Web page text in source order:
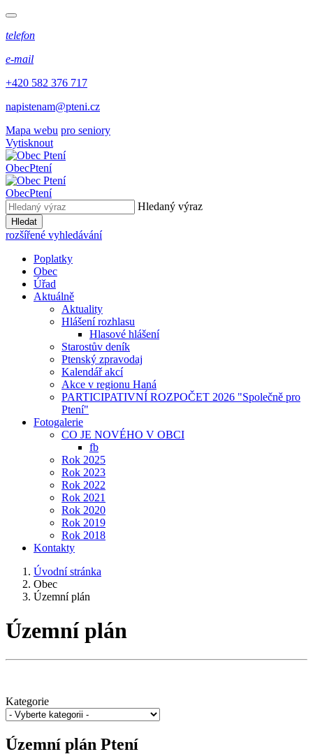
telefon
e-mail
+420 582 376 717
napistenam@pteni.cz
Mapa webu pro seniory
Vytisknout
ObecPtení
ObecPtení
Hledaný výraz
Hledat
rozšířené vyhledávání
Poplatky
Obec
Úřad
Aktuálně
Aktuality
Hlášení rozhlasu
Hlasové hlášení
Starostův deník
Ptenský zpravodaj
Kalendář akcí
Akce v regionu Haná
PARTICIPATIVNÍ ROZPOČET 2026 "Společně pro
Ptení"
Fotogalerie
CO JE NOVÉHO V OBCI
fb
Rok 2025
Rok 2023
Rok 2022
Rok 2021
Rok 2020
Rok 2019
Rok 2018
Kontakty
Úvodní stránka
Obec
Územní plán
Územní plán
Kategorie
Územní plán Ptení